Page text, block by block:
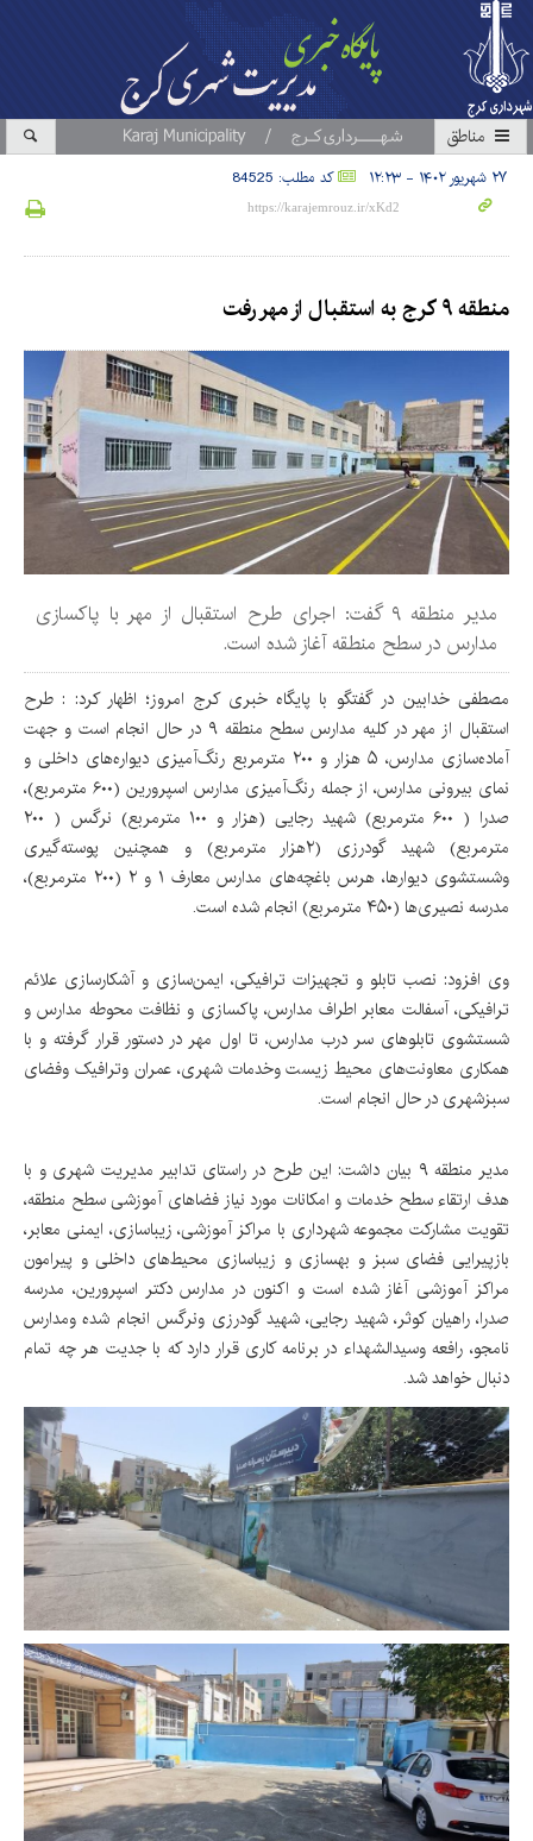
مناطق
۲۷ شهریور ۱۴۰۲ - ۱۲:۲۳ کد مطلب: 84525
منطقه ۹ کرج به استقبال از مهر رفت
مدیر منطقه ۹ گفت: اجرای طرح استقبال از مهر با پاکسازی
مدارس در سطح منطقه آغاز شده است.
مصطفی خدابین در گفتگو با پایگاه خبری کرج امروز؛ اظهار کرد: : طرح
استقبال از مهر در کلیه مدارس سطح منطقه ۹ در حال انجام است و جهت
آماده‌سازی مدارس، ۵ هزار و ۲۰۰ مترمربع رنگ‌آمیزی دیواره‌های داخلی و
نمای بیرونی مدارس، از جمله رنگ‌آمیزی مدارس اسپرورین (۶۰۰ مترمربع)،
صدرا ( ۶۰۰ مترمربع) شهید رجایی (هزار و ۱۰۰ مترمربع) نرگس ( ۲۰۰
مترمربع) شهید گودرزی (۲هزار مترمربع) و همچنین پوسته‌گیری
وشستشوی دیوارها، هرس باغچه‌های مدارس معارف ۱ و ۲ (۲۰۰ مترمربع)،
مدرسه نصیری‌ها (۴۵۰ مترمربع) انجام شده است.
وی افزود: نصب تابلو و تجهیزات ترافیکی، ایمن‌سازی و آشکارسازی علائم
ترافیکی، آسفالت معابر اطراف مدارس، پاکسازی و نظافت محوطه مدارس و
شستشوی تابلوهای سر درب مدارس، تا اول مهر در دستور قرار گرفته و با
همکاری معاونت‌های محیط زیست وخدمات شهری، عمران وترافیک وفضای
سبزشهری در حال انجام است.
مدیر منطقه ۹ بیان داشت: این طرح در راستای تدابیر مدیریت شهری و با
هدف ارتقاء سطح خدمات و امکانات مورد نیاز فضاهای آموزشی سطح منطقه،
تقویت مشارکت مجموعه شهرداری با مراکز آموزشی، زیباسازی، ایمنی معابر،
بازپیرایی فضای سبز و بهسازی و زیباسازی محیط‌های داخلی و پیرامون
مراکز آموزشی آغاز شده است و اکنون در مدارس دکتر اسپرورین، مدرسه
صدرا، راهیان کوثر، شهید رجایی، شهید گودرزی ونرگس انجام شده ومدارس
نامجو، رافعه وسیدالشهداء در برنامه کاری قرار دارد که با جدیت هر چه تمام‌
دنبال خواهد شد.